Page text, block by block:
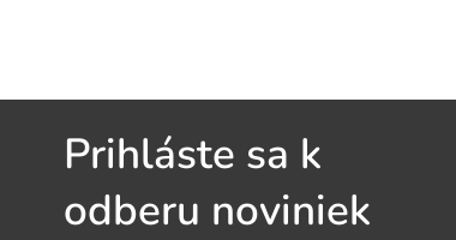
Prihláste sa k
odberu noviniek